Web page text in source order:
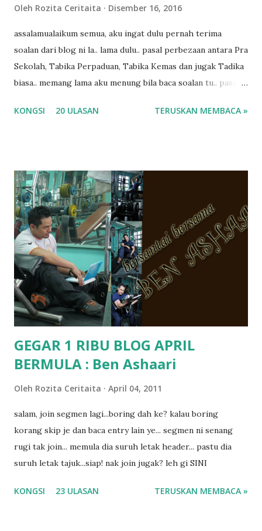
Oleh Rozita Ceritaita Disember 16, 2016
assalamualaikum semua, aku ingat dulu pernah terima
soalan dari blog ni la.. lama dulu.. pasal perbezaan antara Pra
Sekolah, Tabika Perpaduan, Tabika Kemas dan jugak Tadika
biasa.. memang lama aku menung bila baca soalan tu.. pasal
ko.. masa tu aku baru je ada anak sorang dan aku hentam je
tanya sapa-sapa pun masa tu.. bila fikir-fikirkan balik terasa
jugak masa alahai teruknya kami sebagai ibubapa.. dan kami
terasa jugak semakin teruk bila abg long dah masuk 2 tahun
kat salah satu tadika swasta ni.. tapi nampaknya kenal huruf
pun tak tau.. pengsan aku bila ingat balik.. aku mula fikir
mungkin sebab abg long sendiri jenis budak yang ada
masalah dyslexia.. tapi minor la.. nanti la aku cerita pasal
dyslexia tu.. lepas tu kami buat keputusan pu...
KONGSI 20 ULASAN TERUSKAN MEMBACA »
GEGAR 1 RIBU BLOG APRIL
BERMULA : Ben Ashaari
Oleh Rozita Ceritaita April 04, 2011
salam, join segmen lagi...boring dah ke? kalau boring
korang skip je dan baca entry lain ye... segmen ni senang
rugi tak join... memula dia suruh letak header... pastu dia
suruh letak tajuk...siap! nak join jugak? leh gi SINI
KONGSI 23 ULASAN TERUSKAN MEMBACA »